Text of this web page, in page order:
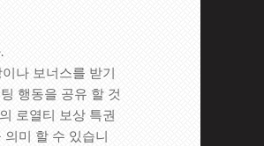
나 보너스를 받기
행동을 공유 할 것
로열티 보상 특권
미 할 수 있습니